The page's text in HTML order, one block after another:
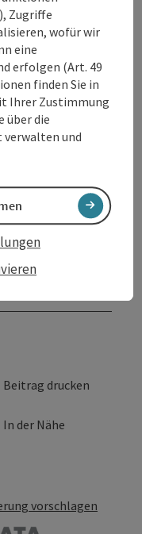
Beitrag drucken
In der Nähe
vorschlagen
Zugriffe
wofür wir
eine
erfolgen (Art. 49
finden Sie in
Ihrer Zustimmung
über die
und